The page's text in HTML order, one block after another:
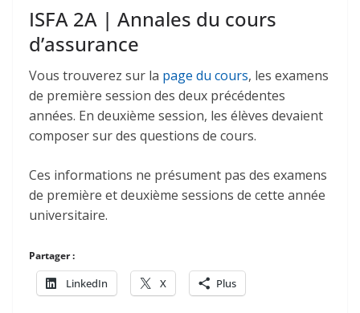
ISFA 2A | Annales du cours
d’assurance
Vous trouverez sur la page du cours, les examens
de première session des deux précédentes
années. En deuxième session, les élèves devaient
composer sur des questions de cours.
Ces informations ne présument pas des examens
de première et deuxième sessions de cette année
universitaire.
Partager :
LinkedIn X Plus